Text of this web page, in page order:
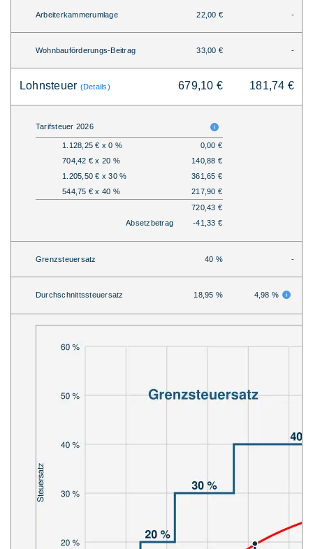
Arbeiterkammerumlage 22,00 € -
Wohnbauförderungs-Beitrag 33,00 € -
Lohnsteuer (Details) 679,10 € 181,74 €
Tarifsteuer 2026
1.128,25 € x 0 %
0,00 €
704,42 € x 20 %
140,88 €
1.205,50 € x 30 %
361,65 €
544,75 € x 40 %
217,90 €
720,43 €
Absetzbetrag
-41,33 €
Grenzsteuersatz 40 % -
Durchschnittssteuersatz 18,95 % 4,98 %